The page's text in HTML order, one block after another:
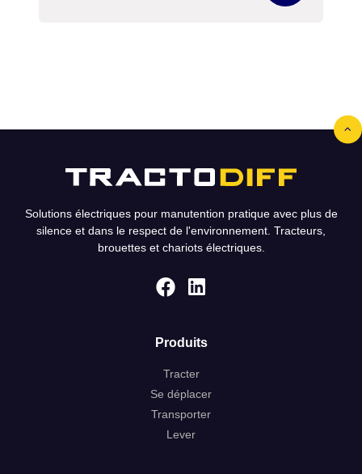
Solutions électriques pour manutention pratique avec plus de
silence et dans le respect de l'environnement. Tracteurs,
brouettes et chariots électriques.
Produits
Tracter
Se déplacer
Transporter
Lever